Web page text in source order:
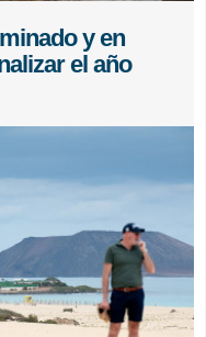
y en
el año